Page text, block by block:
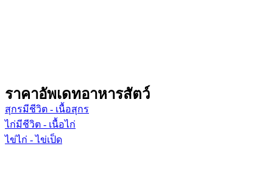
ราคาอัพเดทอาหารสัตว์
สุกรมีชีวิต - เนื้อสุกร
ไก่มีชีวิต - เนื้อไก่
ไข่ไก่ - ไข่เป็ด